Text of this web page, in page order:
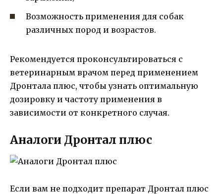
Возможность применения для собак
различных пород и возрастов.
Рекомендуется проконсультироваться с
ветеринарным врачом перед применением
Дронтала плюс, чтобы узнать оптимальную
дозировку и частоту применения в
зависимости от конкретного случая.
Аналоги Дронтал плюс
Если вам не подходит препарат Дронтал плюс